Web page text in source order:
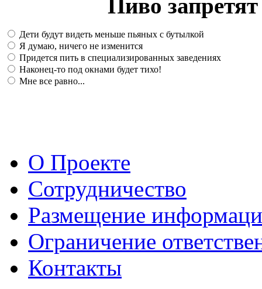
Пиво
Дети будут видеть меньше пьяных с бутылкой
Я думаю, ничего не изменится
Придется пить в специализированных заведениях
Наконец-то под окнами будет тихо!
Мне все равно...
О Проекте
Сотрудничество
Размещение
Ограничение
Контакты